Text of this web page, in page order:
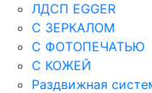
ЛДСП EGGER
С ЗЕРКАЛОМ
С ФОТОПЕЧАТЬЮ
С КОЖЕЙ
Раздвижная